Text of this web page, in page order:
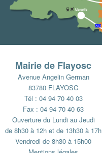
Mairie de Flayosc
Avenue Angelin German
83780 FLAYOSC
Tél : 04 94 70 40 03
Fax : 04 94 70 40 63
Ouverture du Lundi au Jeudi
de 8h30 à 12h et de 13h30 à 17h
Vendredi de 8h30 à 15h00